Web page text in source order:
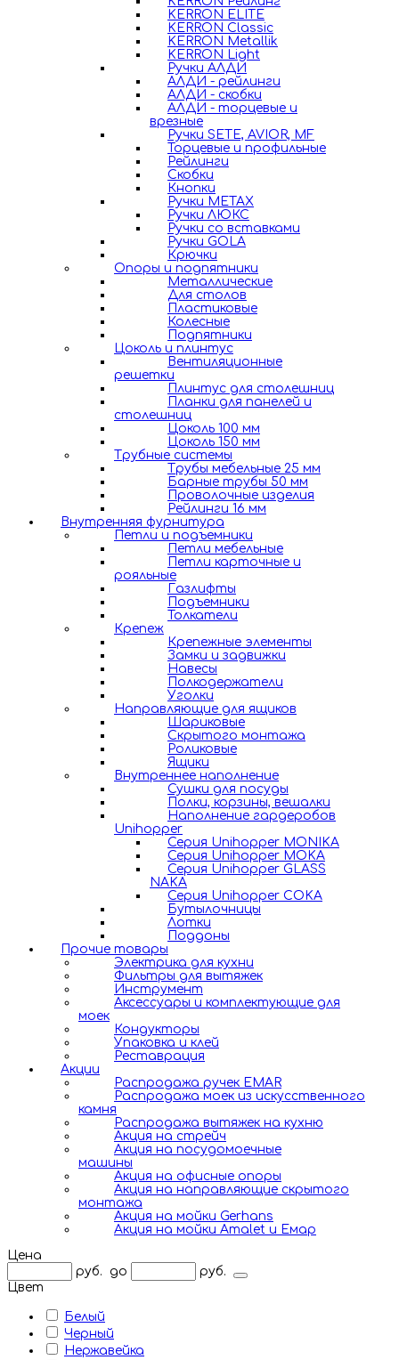
KERRON ELITE
KERRON Classic
KERRON Metallik
KERRON Light
Ручки АЛДИ
АЛДИ - рейлинги
АЛДИ - скобки
АЛДИ - торцевые и
врезные
Ручки SETE, AVIOR, MF
Торцевые и профильные
Рейлинги
Скобки
Кнопки
Ручки METAX
Ручки ЛЮКС
Ручки со вставками
Ручки GOLA
Крючки
Опоры и подпятники
Металлические
Для столов
Пластиковые
Колесные
Подпятники
Цоколь и плинтус
Вентиляционные
решетки
Плинтус для столешниц
Планки для панелей и
столешниц
Цоколь 100 мм
Цоколь 150 мм
Трубные системы
Трубы мебельные 25 мм
Барные трубы 50 мм
Проволочные изделия
Рейлинги 16 мм
Внутренняя фурнитура
Петли и подъемники
Петли мебельные
Петли карточные и
рояльные
Газлифты
Подъемники
Толкатели
Крепеж
Крепежные элементы
Замки и задвижки
Навесы
Полкодержатели
Уголки
Направляющие для ящиков
Шариковые
Скрытого монтажа
Роликовые
Ящики
Внутреннее наполнение
Сушки для посуды
Полки, корзины, вешалки
Наполнение гардеробов
Unihopper
Серия Unihopper MONIKA
Серия Unihopper MOKA
Серия Unihopper GLASS
NAKA
Серия Unihopper COKA
Бутылочницы
Лотки
Поддоны
Прочие товары
Электрика для кухни
Фильтры для вытяжек
Инструмент
Аксессуары и комплектующие для
моек
Кондукторы
Упаковка и клей
Реставрация
Акции
Распродажа ручек EMAR
Распродажа моек из искусственного
камня
Распродажа вытяжек на кухню
Акция на стрейч
Акция на посудомоечные
машины
Акция на офисные опоры
Акция на направляющие скрытого
монтажа
Акция на мойки Gerhans
Акция на мойки Amalet и Емар
Цена
руб.
до
руб.
Цвет
Белый
Черный
Нержавейка